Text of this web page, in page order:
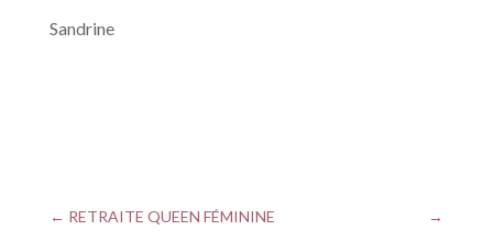
Sandrine
← RETRAITE QUEEN FÉMININE →